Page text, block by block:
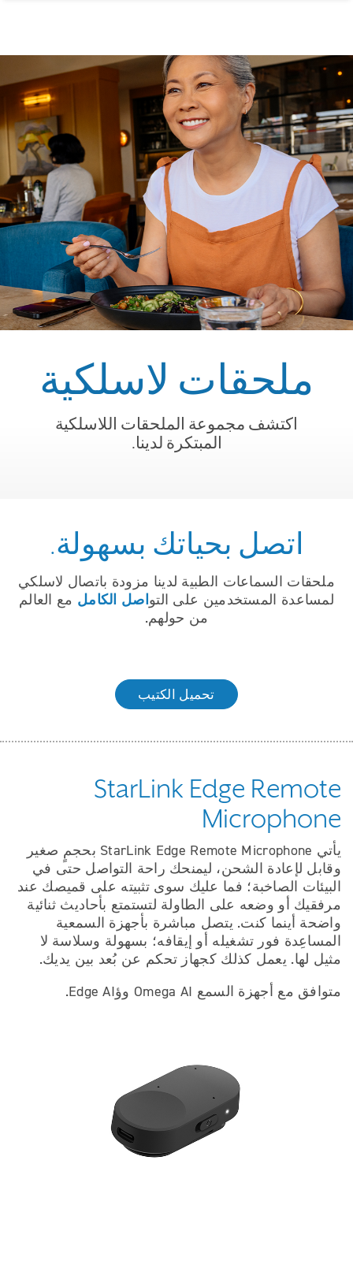
ملحقات لاسلكية
اكتشف مجموعة الملحقات اللاسلكية
المبتكرة لدينا.
اتصل بحياتك بسهولة.
ملحقات السماعات الطبية لدينا مزودة باتصال لاسلكي
لمساعدة المستخدمين على التواصل الكامل مع العالم
من حولهم.
تحميل الكتيب
StarLink Edge Remote
Microphone
يأتي StarLink Edge Remote Microphone بحجمٍ صغير
وقابل لإعادة الشحن، ليمنحك راحة التواصل حتى في
البيئات الصاخبة؛ فما عليك سوى تثبيته على قميصك عند
مرفقيك أو وضعه على الطاولة لتستمتع بأحاديث ثنائية
واضحة أينما كنت. يتصل مباشرة بأجهزة السمعية
المساعِدة فور تشغيله أو إيقافه؛ بسهولة وسلاسة لا
مثيل لها. يعمل كذلك كجهاز تحكم عن بُعد بين يديك.
متوافق مع أجهزة السمع Omega AI وؤEdge AI.